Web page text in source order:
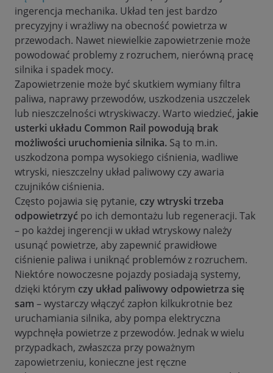
ingerencja mechanika. Układ ten jest bardzo
precyzyjny i wrażliwy na obecność powietrza w
przewodach. Nawet niewielkie zapowietrzenie może
powodować problemy z rozruchem, nierówną pracę
silnika i spadek mocy.
Zapowietrzenie może być skutkiem wymiany filtra
paliwa, naprawy przewodów, uszkodzenia uszczelek
lub nieszczelności wtryskiwaczy. Warto wiedzieć, jakie
usterki układu Common Rail powodują brak
możliwości uruchomienia silnika. Są to m.in.
uszkodzona pompa wysokiego ciśnienia, wadliwe
wtryski, nieszczelny układ paliwowy czy awaria
czujników ciśnienia.
Często pojawia się pytanie, czy wtryski trzeba
odpowietrzyć po ich demontażu lub regeneracji. Tak
– po każdej ingerencji w układ wtryskowy należy
usunąć powietrze, aby zapewnić prawidłowe
ciśnienie paliwa i uniknąć problemów z rozruchem.
Niektóre nowoczesne pojazdy posiadają systemy,
dzięki którym czy układ paliwowy odpowietrza się
sam – wystarczy włączyć zapłon kilkukrotnie bez
uruchamiania silnika, aby pompa elektryczna
wypchnęła powietrze z przewodów. Jednak w wielu
przypadkach, zwłaszcza przy poważnym
zapowietrzeniu, konieczne jest ręczne